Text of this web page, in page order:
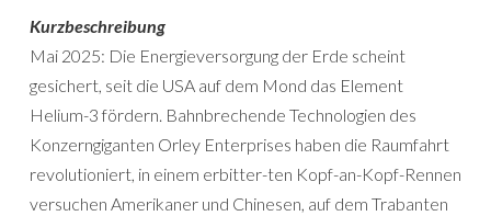
Kurzbeschreibung
Mai 2025: Die Energieversorgung der Erde scheint
gesichert, seit die USA auf dem Mond das Element
Helium-3 fördern. Bahnbrechende Technologien des
Konzerngiganten Orley Enterprises haben die Raumfahrt
revolutioniert, in einem erbitter-ten Kopf-an-Kopf-Rennen
versuchen Amerikaner und Chinesen, auf dem Trabanten